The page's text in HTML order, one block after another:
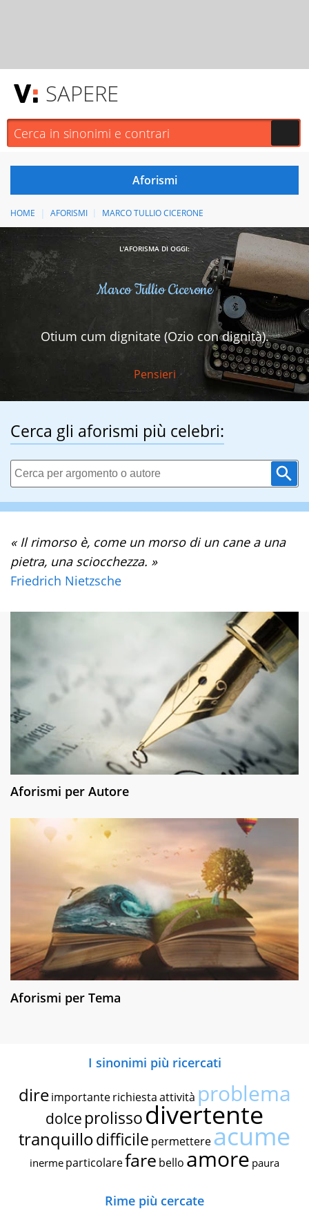
SAPERE
HOME AFORISMI MARCO TULLIO CICERONE
L'AFORISMA DI OGGI:
Marco Tullio Cicerone
Otium cum dignitate (Ozio con dignità).
Pensieri
Cerca gli aforismi più celebri:
« Il rimorso è, come un morso di un cane a una
pietra, una sciocchezza. »
Friedrich Nietzsche
Aforismi per Autore
Aforismi per Tema
I sinonimi più ricercati
dire importante richiestaattività problema
dolce prolissodivertente
tranquillodifficile permettereacume
inerme particolarefare bello amore paura
Rime più cercate